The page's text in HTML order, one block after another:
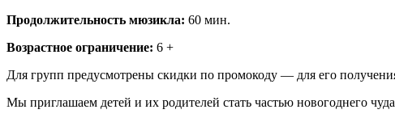
Продолжительность мюзикла: 60 мин.
Возрастное ограничение: 6 +
Для групп предусмотрены скидки по промокоду — для его
Мы приглашаем детей и их родителей стать частью новогоднего